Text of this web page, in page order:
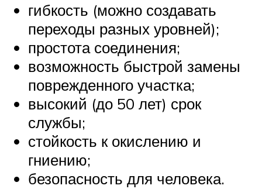
гибкость (можно создавать
переходы разных уровней);
простота соединения;
возможность быстрой замены
поврежденного участка;
высокий (до 50 лет) срок
службы;
стойкость к окислению и
гниению;
безопасность для человека.